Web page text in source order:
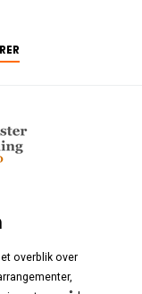
overblik over